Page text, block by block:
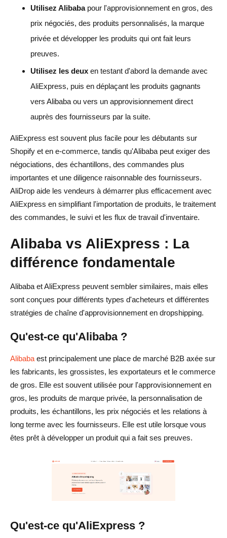
Utilisez Alibabapour l'approvisionnement en gros, des
prix négociés, des produits personnalisés, la marque
privée et développer les produits qui ont fait leurs
preuves.
Utilisez les deux en testant d'abord la demande avec
AliExpress, puis en déplaçant les produits gagnants
vers Alibaba ou vers un approvisionnement direct
auprès des fournisseurs par la suite.
AliExpress est souvent plus facile pour les débutants sur
Shopify et en e-commerce, tandis qu'Alibaba peut exiger des
négociations, des échantillons, des commandes plus
importantes et une diligence raisonnable des fournisseurs.
AliDrop aide les vendeurs à démarrer plus efficacement avec
AliExpress en simplifiant l'importation de produits, le traitement
des commandes, le suivi et les flux de travail d'inventaire.
Alibaba vs AliExpress : La
différence fondamentale
Alibaba et AliExpress peuvent sembler similaires, mais elles
sont conçues pour différents types d'acheteurs et différentes
stratégies de chaîne d'approvisionnement en dropshipping.
Qu'est-ce qu'Alibaba ?
Alibaba est principalement une place de marché B2B axée sur
les fabricants, les grossistes, les exportateurs et le commerce
de gros. Elle est souvent utilisée pour l'approvisionnement en
gros, les produits de marque privée, la personnalisation de
produits, les échantillons, les prix négociés et les relations à
long terme avec les fournisseurs. Elle est utile lorsque vous
êtes prêt à développer un produit qui a fait ses preuves.
Qu'est-ce qu'AliExpress ?